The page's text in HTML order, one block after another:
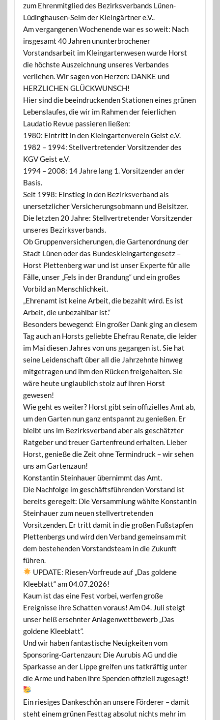
zum Ehrenmitglied des Bezirksverbands Lünen-
Lüdinghausen-Selm der Kleingärtner e.V..
Am vergangenen Wochenende war es so weit: Nach
insgesamt 40 Jahren ununterbrochener
Vorstandsarbeit im Kleingartenwesen wurde Horst
die höchste Auszeichnung unseres Verbandes
verliehen. Wir sagen von Herzen: DANKE und
HERZLICHEN GLÜCKWUNSCH!
Hier sind die beeindruckenden Stationen eines grünen
Lebenslaufes, die wir im Rahmen der feierlichen
Laudatio Revue passieren ließen:
1980: Eintritt in den Kleingartenverein Geist e.V.
1982 – 1994: Stellvertretender Vorsitzender des
KGV Geist e.V.
1994 – 2008: 14 Jahre lang 1. Vorsitzender an der
Basis.
Seit 1998: Einstieg in den Bezirksverband als
unersetzlicher Versicherungsobmann und Beisitzer.
Die letzten 20 Jahre: Stellvertretender Vorsitzender
unseres Bezirksverbands.
Ob Gruppenversicherungen, die Gartenordnung der
Stadt Lünen oder das Bundeskleingartengesetz –
Horst Plettenberg war und ist unser Experte für alle
Fälle, unser „Fels in der Brandung“ und ein großes
Vorbild an Menschlichkeit.
„Ehrenamt ist keine Arbeit, die bezahlt wird. Es ist
Arbeit, die unbezahlbar ist.“
Besonders bewegend: Ein großer Dank ging an diesem
Tag auch an Horsts geliebte Ehefrau Renate, die leider
im Mai diesen Jahres von uns gegangen ist. Sie hat
seine Leidenschaft über all die Jahrzehnte hinweg
mitgetragen und ihm den Rücken freigehalten. Sie
wäre heute unglaublich stolz auf ihren Horst
gewesen!
Wie geht es weiter? Horst gibt sein offizielles Amt ab,
um den Garten nun ganz entspannt zu genießen. Er
bleibt uns im Bezirksverband aber als geschätzter
Ratgeber und treuer Gartenfreund erhalten. Lieber
Horst, genieße die Zeit ohne Termindruck – wir sehen
uns am Gartenzaun!
Konstantin Steinhauer übernimmt das Amt.
Die Nachfolge im geschäftsführenden Vorstand ist
bereits geregelt: Die Versammlung wählte Konstantin
Steinhauer zum neuen stellvertretenden
Vorsitzenden. Er tritt damit in die großen Fußstapfen
Plettenbergs und wird den Verband gemeinsam mit
dem bestehenden Vorstandsteam in die Zukunft
führen.
UPDATE: Riesen-Vorfreude auf „Das goldene
Kleeblatt“ am 04.07.2026!
Kaum ist das eine Fest vorbei, werfen große
Ereignisse ihre Schatten voraus! Am 04. Juli steigt
unser heiß ersehnter Anlagenwettbewerb „Das
goldene Kleeblatt“.
Und wir haben fantastische Neuigkeiten vom
Sponsoring-Gartenzaun: Die Aurubis AG und die
Sparkasse an der Lippe greifen uns tatkräftig unter
die Arme und haben ihre Spenden offiziell zugesagt!
Ein riesiges Dankeschön an unsere Förderer – damit
steht einem grünen Festtag absolut nichts mehr im